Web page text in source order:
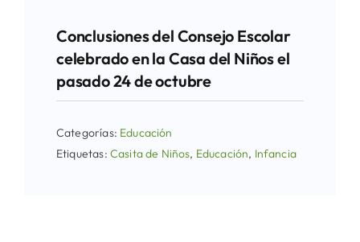
Conclusiones del Consejo Escolar
celebrado en la Casa del Niños el
pasado 24 de octubre
Categorías: Educación
Etiquetas: Casita de Niños, Educación, Infancia